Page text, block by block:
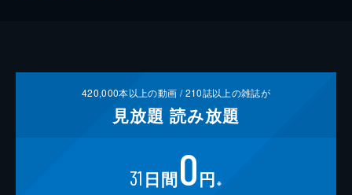
420,000本以上の動画 /210誌以上の雑誌が
見放題 読み放題
31 日間0円 ※